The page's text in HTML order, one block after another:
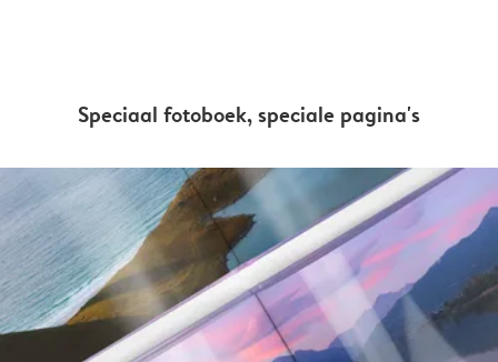
Speciaal fotoboek, speciale pagina's